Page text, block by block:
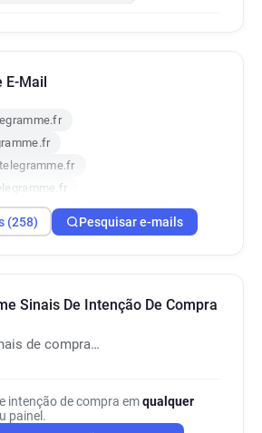
E-Mail
(258) Pesquisar e-mails
Sinais De Intenção De Compra
de compra…
intenção de compra emqualquer
painel.